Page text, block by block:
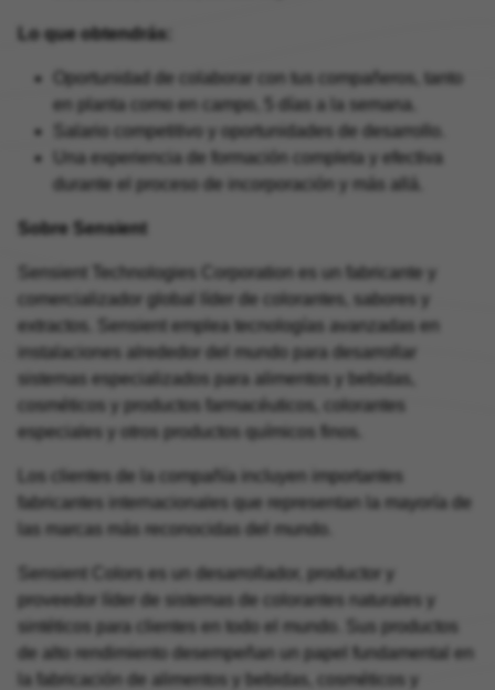
Lo que obtendrás:
Oportunidad de colaborar con tus compañeros, tanto
en planta como en campo, 5 días a la semana.
Salario competitivo y oportunidades de desarrollo.
Una experiencia de formación completa y efectiva
durante el proceso de incorporación y más allá.
Sobre Sensient
Sensient Technologies Corporation es un fabricante y
comercializador global líder de colorantes, sabores y
extractos. Sensient emplea tecnologías avanzadas en
instalaciones alrededor del mundo para desarrollar
sistemas especializados para alimentos y bebidas,
cosméticos y productos farmacéuticos, colorantes
especiales y otros productos químicos finos.
Los clientes de la compañía incluyen importantes
fabricantes internacionales que representan la mayoría de
las marcas más reconocidas del mundo.
Sensient Colors es un desarrollador, productor y
proveedor líder de sistemas de colorantes naturales y
sintéticos para clientes en todo el mundo. Sus productos
de alto rendimiento desempeñan un papel fundamental en
la fabricación de alimentos y bebidas, cosméticos y